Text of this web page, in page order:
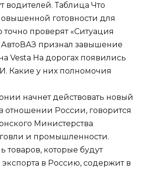
водителей. Таблица Что
готовности для
точно проверят «Ситуация
признал завышение
Vesta На дорогах появились
Какие у них полномочия
начнет действовать новый
отношении России, говорится
Министерства
и промышленности.
товаров, которые будут
в Россию, содержит в